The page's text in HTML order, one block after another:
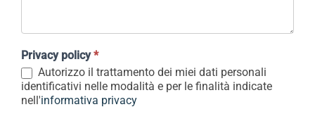
Privacy policy*
Autorizzo il trattamento dei miei dati personali
identificativi nelle modalità e per le finalità indicate
nell'informativa privacy